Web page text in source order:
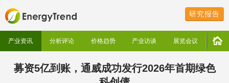
研究报告
产业资讯 分析评论 价格趋势 产业访谈 展览会议
募资5亿到账，通威成功发行2026年首期绿色